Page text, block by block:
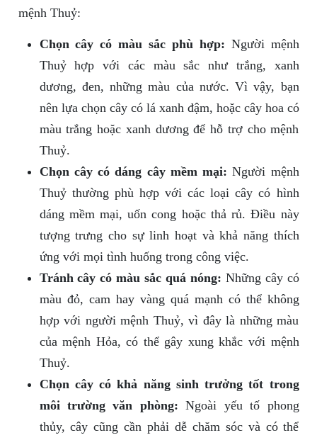
mệnh Thuỷ:
Chọn cây có màu sắc phù hợp: Người mệnh
Thuỷ hợp với các màu sắc như trắng, xanh
dương, đen, những màu của nước. Vì vậy, bạn
nên lựa chọn cây có lá xanh đậm, hoặc cây hoa có
màu trắng hoặc xanh dương để hỗ trợ cho mệnh
Thuỷ.
Chọn cây có dáng cây mềm mại: Người mệnh
Thuỷ thường phù hợp với các loại cây có hình
dáng mềm mại, uốn cong hoặc thả rủ. Điều này
tượng trưng cho sự linh hoạt và khả năng thích
ứng với mọi tình huống trong công việc.
Tránh cây có màu sắc quá nóng: Những cây có
màu đỏ, cam hay vàng quá mạnh có thể không
hợp với người mệnh Thuỷ, vì đây là những màu
của mệnh Hỏa, có thể gây xung khắc với mệnh
Thuỷ.
Chọn cây có khả năng sinh trưởng tốt trong
môi trường văn phòng: Ngoài yếu tố phong
thủy, cây cũng cần phải dễ chăm sóc và có thể